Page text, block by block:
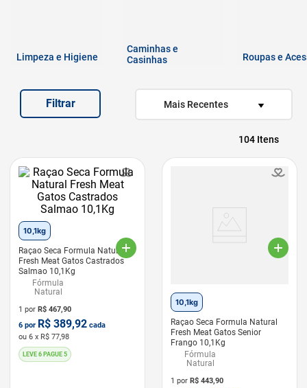
Limpeza e Higiene
Caminhas e
Casinhas
Roupas e
Mais Recentes
Filtrar
104
10,1kg
Raçao Seca Formula Natural
Fresh Meat Gatos Castrados
Salmao 10,1Kg
Fórmula
Natural
1 por R$ 467,90
6 por R$ 389,92 cada
ou 6 x R$ 77,98
LEVE 6 PAGUE 5
10,1kg
Raçao Seca Formula Natural
Fresh Meat Gatos Senior
Frango 10,1Kg
Fórmula
Natural
1 por R$ 443,90
7º
ração úmida